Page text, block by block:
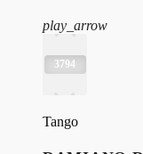
play_arrow
3794
Tango